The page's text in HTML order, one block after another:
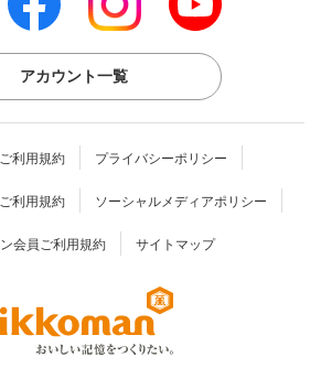
アカウント一覧
利用規約 プライバシーポリシー
利用規約 ソーシャルメディアポリシー
会員ご利用規約 サイトマップ